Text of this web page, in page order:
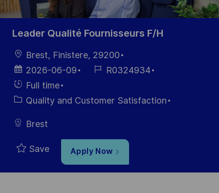
Leader Qualité Fournisseurs F/H
LocationBrest, Finistere, 29200
Posted
Date
2026-06-09
Job R0324934
Hiring
Type
Full time
Category
Quality and Customer Satisfaction
Brest
Save Apply Now